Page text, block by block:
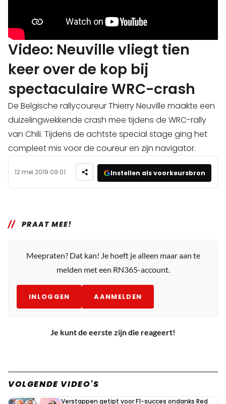
Video: Neuville vliegt tien
keer over de kop bij
spectaculaire WRC-crash
De Belgische rallycoureur Thierry Neuville maakte een
duizelingwekkende crash mee tijdens de WRC-rally
van Chili. Tijdens de achtste special stage ging het
compleet mis voor de coureur en zijn navigator.
12 mei 2019 09:01 Instellen als voorkeursbron
PRAAT MEE!
Meepraten? Dat kan! Je hoeft je alleen maar aan te
melden met een RN365-account.
INLOGGEN AANMELDEN
Je kunt de eerste zijn die reageert!
VOLGENDE VIDEO'S
Verstappen getipt voor F1-succes ondanks Red